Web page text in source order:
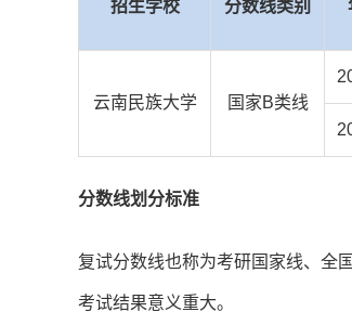
招生学校 分数线类别
云南民族大学 国家B类线
分数线划分标准
复试分数线也称为考研国家线、全
考试结果意义重大。